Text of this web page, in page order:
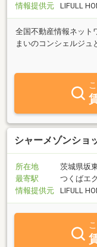
情報提供元
LIFULL
全国不動産情報ネット
まいのコンシェルジュ
ームな雰囲気の中で
シャーメゾンショ
所在地
茨城県坂
最寄駅
つくばエ
情報提供元
LIFULL